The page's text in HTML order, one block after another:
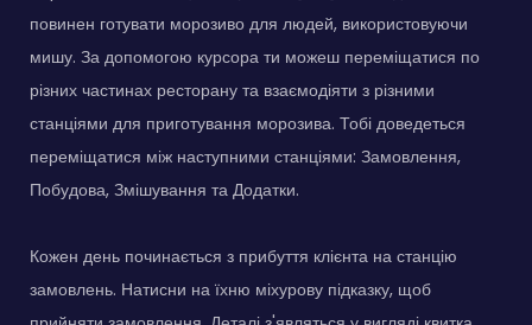
повинен готувати морозиво для людей, використовуючи
мишу. За допомогою курсора ти можеш переміщатися по
різних частинах ресторану та взаємодіяти з різними
станціями для приготування морозива. Тобі доведеться
переміщатися між наступними станціями: Замовлення,
Побудова, Змішування та Додатки.
Кожен день починається з прибуття клієнта на станцію
замовлень. Натисни на їхню міхурову підказку, щоб